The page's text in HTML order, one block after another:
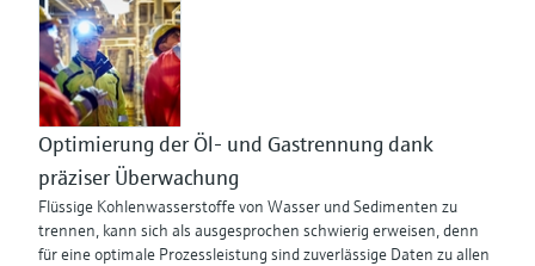
Optimierung der Öl- und Gastrennung dank
präziser Überwachung
Flüssige Kohlenwasserstoffe von Wasser und Sedimenten zu
trennen, kann sich als ausgesprochen schwierig erweisen, denn
für eine optimale Prozessleistung sind zuverlässige Daten zu allen